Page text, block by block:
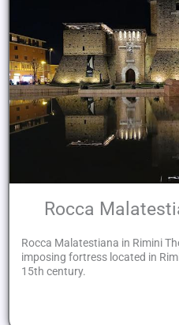
Rocca
Rocca Malatestiana in Rimini
imposing fortress located in
15th century.